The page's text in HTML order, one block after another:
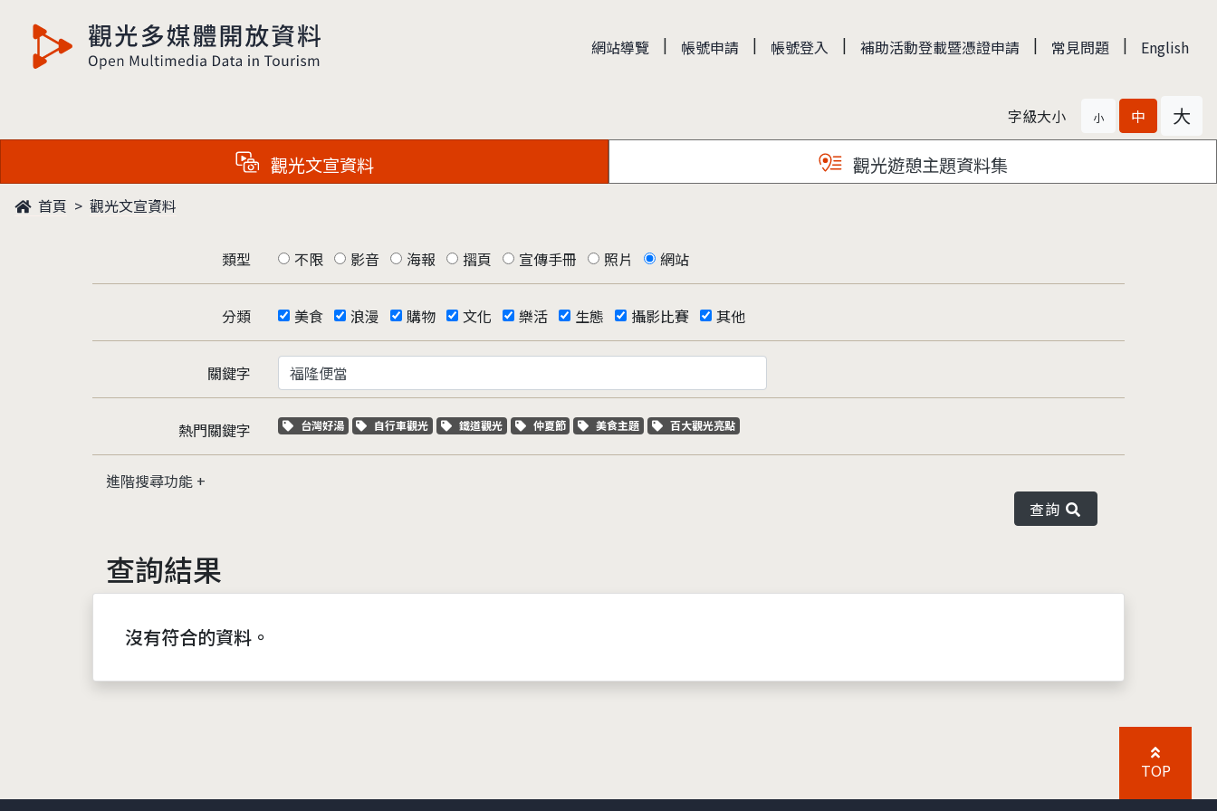
觀光多媒體開放資料 網站導覽 | 帳號申請 | 帳號登入 | 補助活動登載暨憑證申請 | 常見問題 | English
字級大小 小 中 大
觀光文宣資料 觀光遊憩主題資料集
首頁 觀光文宣資料
類型 不限 影音 海報 摺頁 宣傳手冊 照片 網站
分類 美食 浪漫 購物 文化 樂活 生態 攝影比賽 其他
關鍵字
熱門關鍵字 關鍵字標籤
台灣好湯 關鍵字標籤
自行車觀光 關鍵字標籤
鐵道觀光 關鍵字標籤
仲夏節 關鍵字標籤
美食主題 關鍵字標籤
百大觀光亮點
進階搜尋功能
查詢
查詢結果
沒有符合的資料。
TOP